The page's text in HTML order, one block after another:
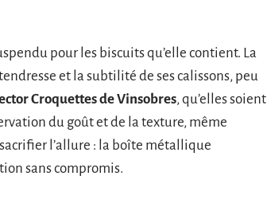
pour les biscuits qu’elle contient. La
et la subtilité de ses calissons, peu
Croquettes de Vinsobres, qu’elles soient
du goût et de la texture, même
l’allure : la boîte métallique
sans compromis.